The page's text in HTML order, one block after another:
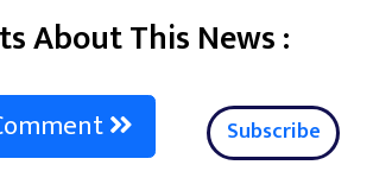
About This News :
Subscribe